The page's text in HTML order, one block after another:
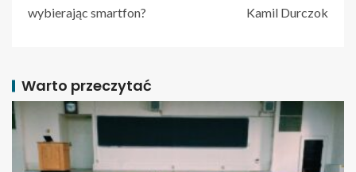
wybierając smartfon?
Kamil Durczok
Warto przeczytać